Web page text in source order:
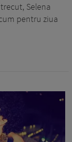
Selena
pentru ziua